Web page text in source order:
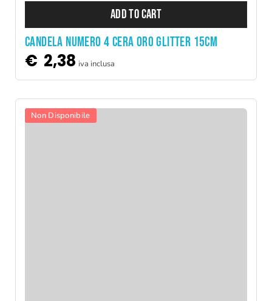
ADD TO CART
CANDELA NUMERO 4 CERA ORO GLITTER 15CM
€ 2,38 iva inclusa
Non Disponibile